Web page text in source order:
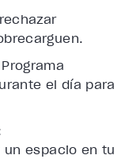
el día para
un espacio en tu